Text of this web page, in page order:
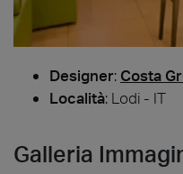
Designer: Costa
Località: Lodi - IT
Galleria